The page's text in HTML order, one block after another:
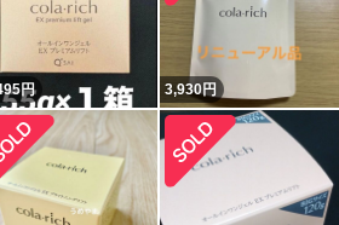
円 3,930円